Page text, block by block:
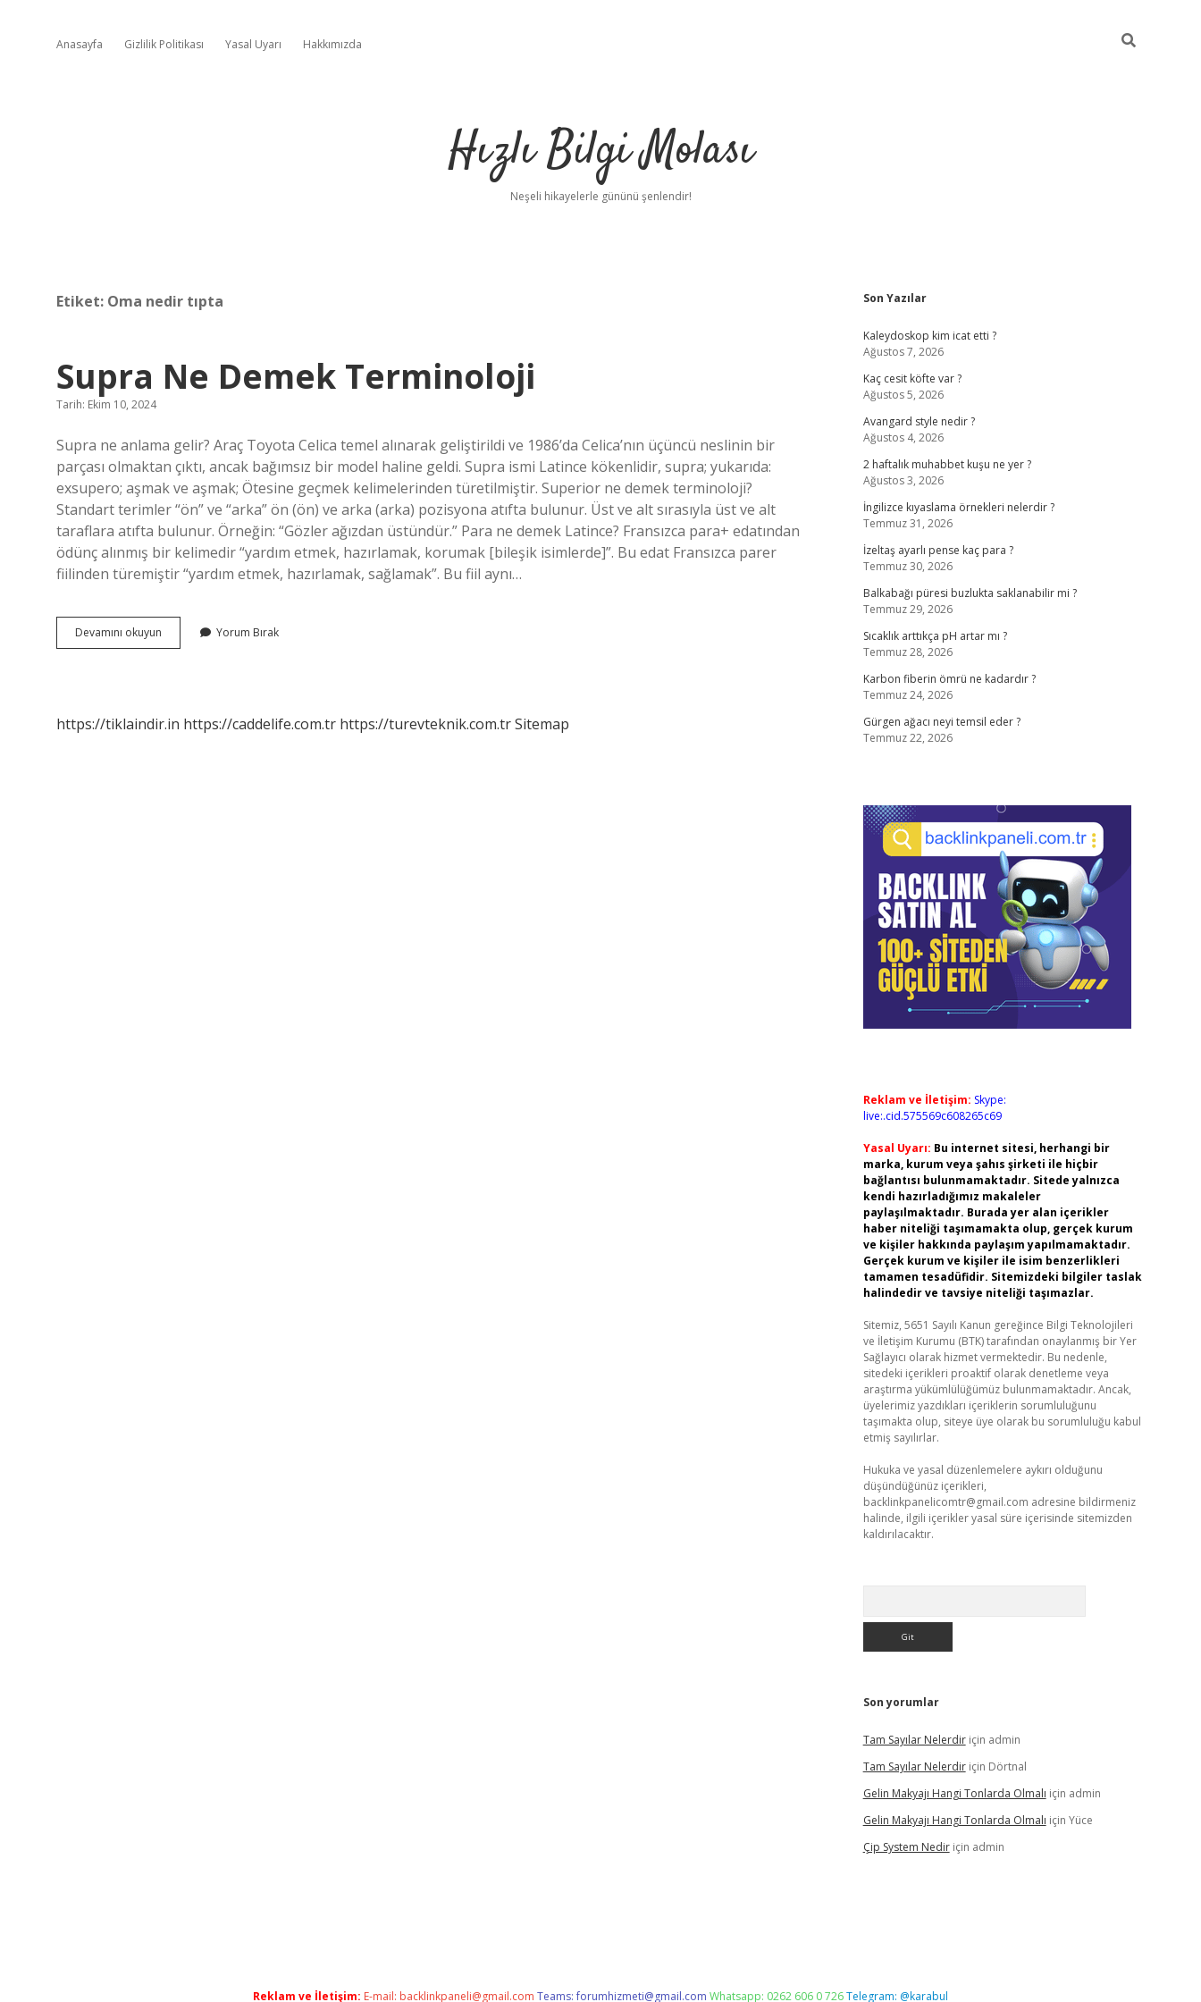
Anasayfa Gizlilik Politikası Yasal Uyarı Hakkımızda
Hızlı Bilgi Molası
Neşeli hikayelerle gününü şenlendir!
Etiket: Oma nedir tıpta
Supra Ne Demek Terminoloji
Tarih: Ekim 10, 2024
Supra ne anlama gelir? Araç Toyota Celica temel alınarak geliştirildi ve 1986’da Celica’nın üçüncü neslinin bir
parçası olmaktan çıktı, ancak bağımsız bir model haline geldi. Supra ismi Latince kökenlidir, supra; yukarıda:
exsupero; aşmak ve aşmak; Ötesine geçmek kelimelerinden türetilmiştir. Superior ne demek terminoloji?
Standart terimler “ön” ve “arka” ön (ön) ve arka (arka) pozisyona atıfta bulunur. Üst ve alt sırasıyla üst ve alt
taraflara atıfta bulunur. Örneğin: “Gözler ağızdan üstündür.” Para ne demek Latince? Fransızca para+ edatından
ödünç alınmış bir kelimedir “yardım etmek, hazırlamak, korumak [bileşik isimlerde]”. Bu edat Fransızca parer
fiilinden türemiştir “yardım etmek, hazırlamak, sağlamak”. Bu fiil aynı…
Devamını okuyun
Ne
Yorum Bırak
https://tiklaindir.in https://caddelife.com.tr https://turevteknik.com.trSitemap
Sidebar
Son Yazılar
Kaleydoskop kim icat etti ?
Ağustos 7, 2026
Kaç cesit köfte var ?
Ağustos 5, 2026
Avangard style nedir ?
Ağustos 4, 2026
2 haftalık muhabbet kuşu ne yer ?
Ağustos 3, 2026
İngilizce kıyaslama örnekleri nelerdir ?
Temmuz 31, 2026
İzeltaş ayarlı pense kaç para ?
Temmuz 30, 2026
Balkabağı püresi buzlukta saklanabilir mi ?
Temmuz 29, 2026
Sıcaklık arttıkça pH artar mı ?
Temmuz 28, 2026
Karbon fiberin ömrü ne kadardır ?
Temmuz 24, 2026
Gürgen ağacı neyi temsil eder ?
Temmuz 22, 2026
Reklam ve İletişim: Skype:
live:.cid.575569c608265c69
Yasal Uyarı: Bu internet sitesi, herhangi bir
marka, kurum veya şahıs şirketi ile hiçbir
bağlantısı bulunmamaktadır. Sitede yalnızca
kendi hazırladığımız makaleler
paylaşılmaktadır. Burada yer alan içerikler
haber niteliği taşımamakta olup, gerçek kurum
ve kişiler hakkında paylaşım yapılmamaktadır.
Gerçek kurum ve kişiler ile isim benzerlikleri
tamamen tesadüfidir. Sitemizdeki bilgiler taslak
halindedir ve tavsiye niteliği taşımazlar.
Sitemiz, 5651 Sayılı Kanun gereğince Bilgi Teknolojileri
ve İletişim Kurumu (BTK) tarafından onaylanmış bir Yer
Sağlayıcı olarak hizmet vermektedir. Bu nedenle,
sitedeki içerikleri proaktif olarak denetleme veya
araştırma yükümlülüğümüz bulunmamaktadır. Ancak,
üyelerimiz yazdıkları içeriklerin sorumluluğunu
taşımakta olup, siteye üye olarak bu sorumluluğu kabul
etmiş sayılırlar.
Hukuka ve yasal düzenlemelere aykırı olduğunu
düşündüğünüz içerikleri,
backlinkpanelicomtr@gmail.com adresine bildirmeniz
halinde, ilgili içerikler yasal süre içerisinde sitemizden
kaldırılacaktır.
Son yorumlar
Tam Sayılar Nelerdiriçin admin
Tam Sayılar Nelerdiriçin Dörtnal
Gelin Makyajı Hangi Tonlarda Olmalı için admin
Gelin Makyajı Hangi Tonlarda Olmalı için Yüce
Çip System Nediriçin admin
Reklam ve İletişim: E-mail: backlinkpaneli@gmail.com Teams:forumhizmeti@gmail.com Whatsapp: 0262 606 0 726Telegram: @karabul